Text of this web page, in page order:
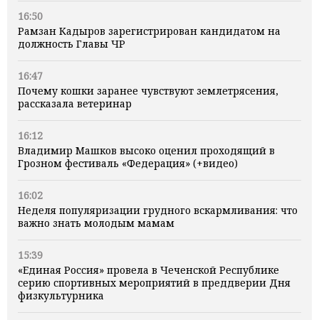
16:50
Рамзан Кадыров зарегистрирован кандидатом на
должность Главы ЧР
16:47
Почему кошки заранее чувствуют землетрясения,
рассказала ветеринар
16:12
Владимир Машков высоко оценил проходящий в
Грозном фестиваль «Федерация» (+видео)
16:02
Неделя популяризации грудного вскармливания: что
важно знать молодым мамам
15:39
«Единая Россия» провела в Чеченской Республике
серию спортивных мероприятий в преддверии Дня
физкультурника